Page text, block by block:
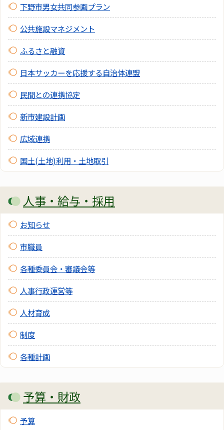
下野市男女共同参画プラン
公共施設マネジメント
ふるさと融資
日本サッカーを応援する自治体連盟
民間との連携協定
新市建設計画
広域連携
国土(土地)利用・土地取引
人事・給与・採用
お知らせ
市職員
各種委員会・審議会等
人事行政運営等
人材育成
制度
各種計画
予算・財政
予算